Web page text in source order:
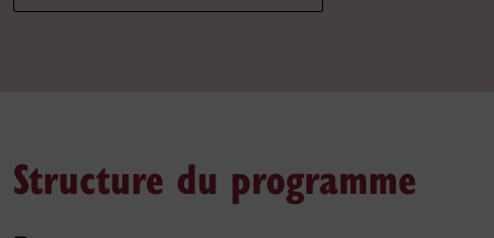
Structure du programme